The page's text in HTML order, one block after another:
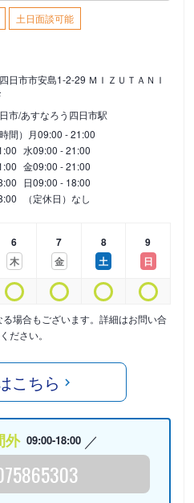
土日面談可能
日市市安島1-2-29 ＭＩＺＵＴＡＮＩ
市/あすなろう四日市駅
間） 月09:00 - 21:00
水09:00 - 21:00
金09:00 - 21:00
日09:00 - 18:00
（定休日）なし
6
木
7
金
8
土
9
日
場合もございます。詳細はお問い合
ださい。
こちら
外 09:00-18:00